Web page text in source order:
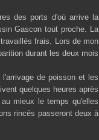
des ports d'où arrive la
Gascon tout proche. La
frais. Lors de mon
durant les deux mois
de poisson et les
quelques heures après
mieux le temps qu'elles
rincés passeront deux à